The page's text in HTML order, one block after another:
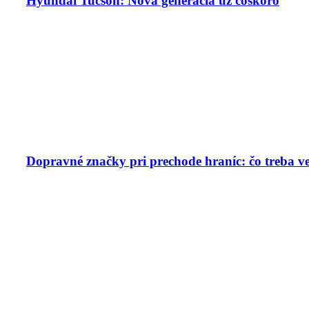
Dopravné značky pri prechode hraníc: čo treba